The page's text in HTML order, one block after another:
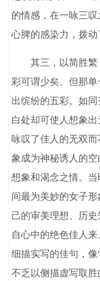
的情感，在一咏三
心脾的感染力，拨动
其三，以简胜繁
彩可谓少矣。但那
出缤纷的五彩。如
白处却可使人想象
咏叹了佳人的无双
象成为神秘诱人的空
想象和渴念之情。
间最为美妙的女子
己的审美理想、历
自心中的绝色佳人
细描实写的佳句，
不乏以侧描虚写取胜